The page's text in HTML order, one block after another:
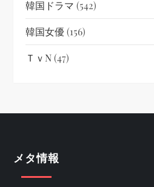
韓国ドラマ (542)
韓国女優(156)
ＴｖN(47)
メタ情報